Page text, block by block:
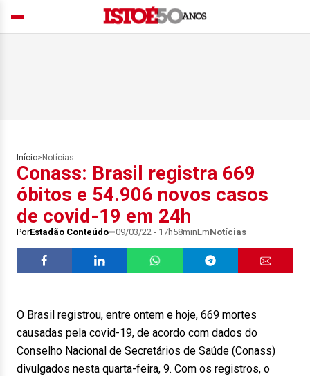
Início> Notícias
Conass: Brasil registra 669
óbitos e 54.906 novos casos
de covid-19 em 24h
PorEstadão Conteúdo 09/03/22 - 17h58minEmNotícias
O Brasil registrou, entre ontem e hoje, 669 mortes
causadas pela covid-19, de acordo com dados do
Conselho Nacional de Secretários de Saúde (Conass)
divulgados nesta quarta-feira, 9. Com os registros, o